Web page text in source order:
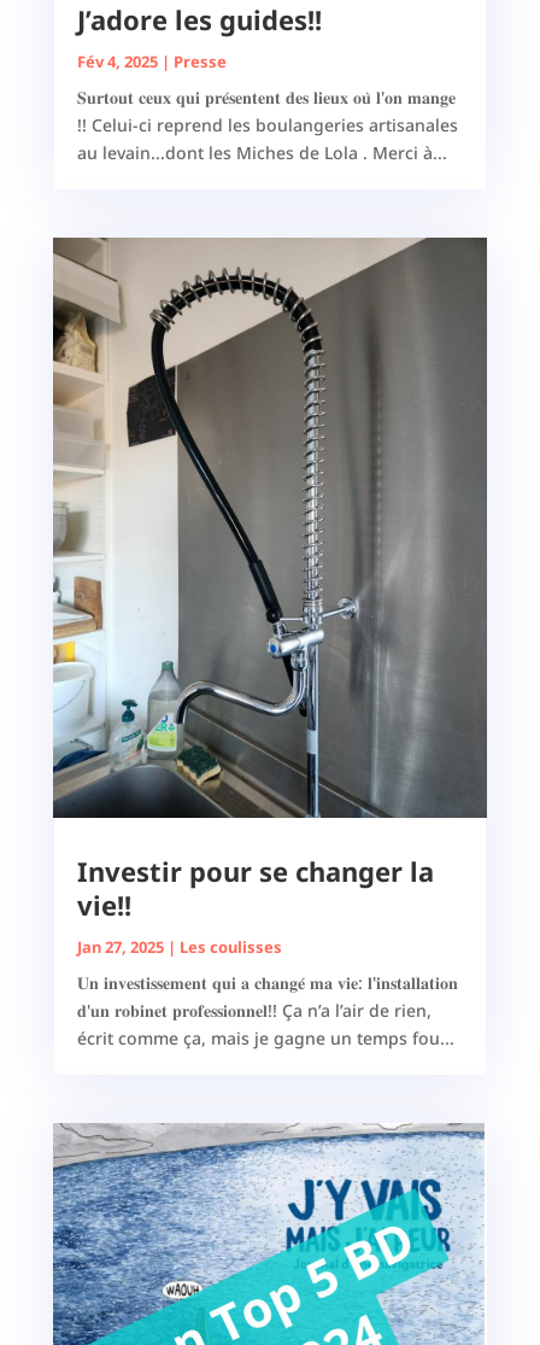
J’adore les guides!!
Fév 4, 2025| Presse
𝐒𝐮𝐫𝐭𝐨𝐮𝐭 𝐜𝐞𝐮𝐱 𝐪𝐮𝐢 𝐩𝐫𝐞́𝐬𝐞𝐧𝐭𝐞𝐧𝐭 𝐝𝐞𝐬 𝐥𝐢𝐞𝐮𝐱 𝐨𝐮̀ 𝐥'𝐨𝐧 𝐦𝐚𝐧𝐠𝐞
!! Celui-ci reprend les boulangeries artisanales
au levain...dont les Miches de Lola . Merci à...
Investir pour se changer la
vie!!
Jan 27, 2025| Les coulisses
𝐔𝐧 𝐢𝐧𝐯𝐞𝐬𝐭𝐢𝐬𝐬𝐞𝐦𝐞𝐧𝐭 𝐪𝐮𝐢 𝐚 𝐜𝐡𝐚𝐧𝐠𝐞́ 𝐦𝐚 𝐯𝐢𝐞: 𝐥'𝐢𝐧𝐬𝐭𝐚𝐥𝐥𝐚𝐭𝐢𝐨𝐧
𝐝'𝐮𝐧 𝐫𝐨𝐛𝐢𝐧𝐞𝐭 𝐩𝐫𝐨𝐟𝐞𝐬𝐬𝐢𝐨𝐧𝐧𝐞𝐥!! Ça n’a l’air de rien,
écrit comme ça, mais je gagne un temps fou...